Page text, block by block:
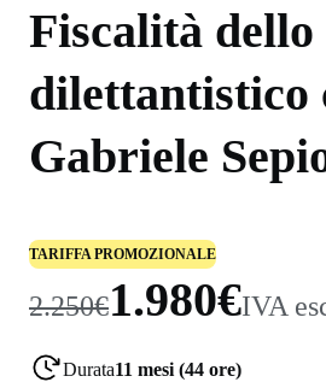
Fiscalità
dilettantistico
Gabriele
TARIFFA PROMOZIONALE
2.250€1.980€IVA
Durata11 mesi (44 ore)